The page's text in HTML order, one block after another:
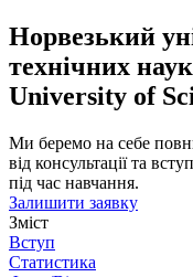
Норвезький
технічних
University of
Ми беремо на себе
від консультації та
під час навчання.
Залишити заявку
Зміст
Вступ
Статистика